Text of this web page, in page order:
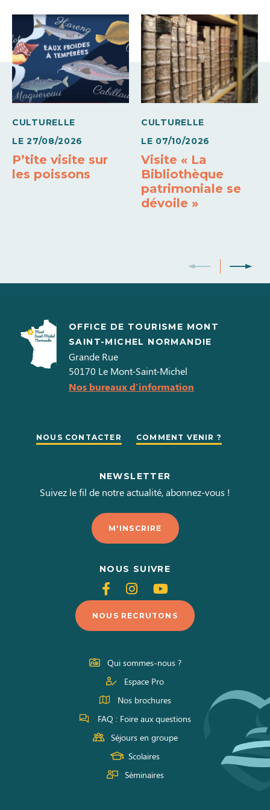
390€ 590€
Moyens de paiement
Carte bleue Chèques Vacances
CULTURELLE
LE 27/08/2026
P’tite visite sur
les poissons
CULTURELLE
LE 07/10/2026
Visite « La
Bibliothèque
patrimoniale se
dévoile »
OFFICE DE TOURISME MONT
SAINT-MICHEL NORMANDIE
Grande Rue
50170 Le Mont-Saint-Michel
Nos bureaux d'information
NOUS CONTACTER COMMENT VENIR ?
NEWSLETTER
Suivez le fil de notre actualité, abonnez-vous !
M'INSCRIRE
NOUS SUIVRE
Suivez-
nous
sur
Facebook
Suivez-
nous
sur
Instagram
Suivez-
nous
sur
Youtube
NOUS RECRUTONS
Qui sommes-nous ?
Espace Pro
Nos brochures
FAQ : Foire aux questions
Séjours en groupe
Scolaires
Séminaires